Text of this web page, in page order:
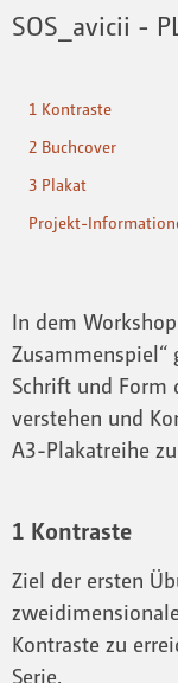
SOS_avicii -
1 Kontraste
2 Buchcover
3 Plakat
Projekt-
In dem
Schrift und Form
verstehen und
A3-Plakatreihe
1 Kontraste
Ziel der ersten
Kontraste zu
Serie.